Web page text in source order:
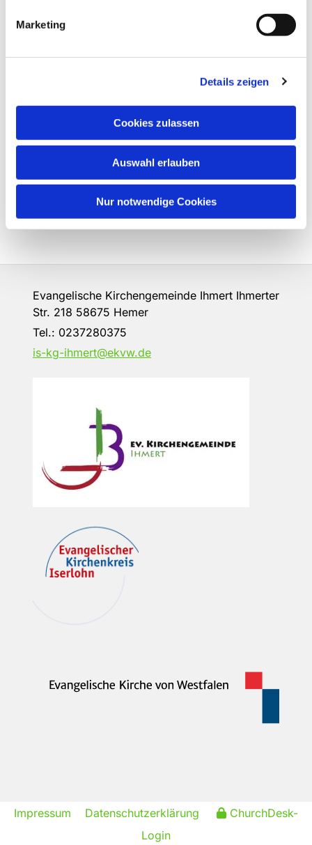
Marketing
Details zeigen
Cookies zulassen
Auswahl erlauben
Nur notwendige Cookies
Evangelische Kirchengemeinde Ihmert Ihmerter
Str. 218 58675 Hemer
Tel.: 0237280375
is-kg-ihmert@ekvw.de
Impressum Datenschutzerklärung
ChurchDesk-
Login